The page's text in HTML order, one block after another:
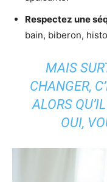
Respectez une
bain, biberon,
MAIS
CHANGER,
ALORS
OUI,